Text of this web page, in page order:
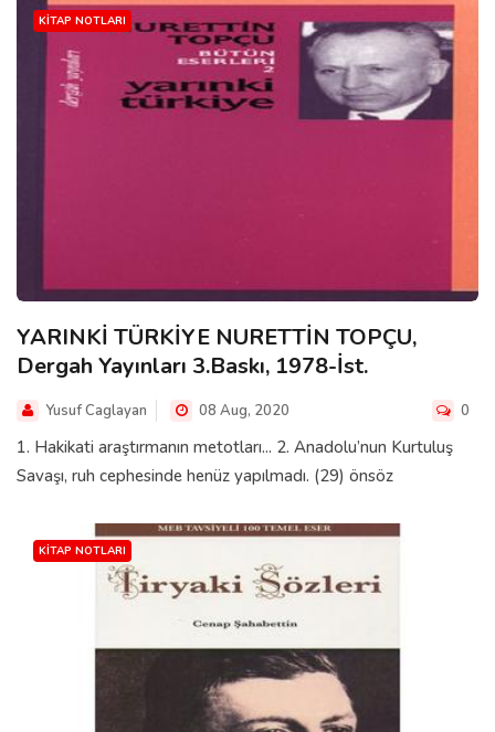
KITAP NOTLARI
YARINKİ TÜRKİYE NURETTİN TOPÇU,
Dergah Yayınları 3.Baskı, 1978-İst.
Yusuf Caglayan 08 Aug, 2020 0
1. Hakikati araştırmanın metotları... 2. Anadolu’nun Kurtuluş
Savaşı, ruh cephesinde henüz yapılmadı. (29) önsöz
KITAP NOTLARI